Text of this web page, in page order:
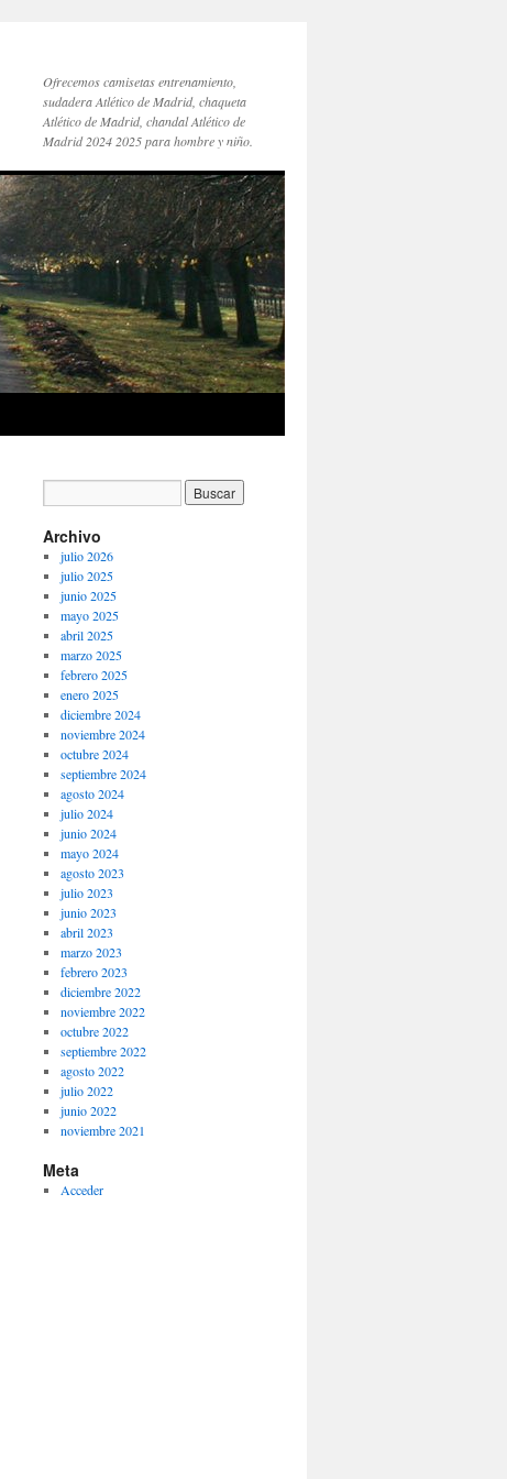
Ofrecemos camisetas entrenamiento,
sudadera Atlético de Madrid, chaqueta
Atlético de Madrid, chandal Atlético de
Madrid 2024 2025 para hombre y niño.
Archivo
julio 2026
julio 2025
junio 2025
mayo 2025
abril 2025
marzo 2025
febrero 2025
enero 2025
diciembre 2024
noviembre 2024
octubre 2024
septiembre 2024
agosto 2024
julio 2024
junio 2024
mayo 2024
agosto 2023
julio 2023
junio 2023
abril 2023
marzo 2023
febrero 2023
diciembre 2022
noviembre 2022
octubre 2022
septiembre 2022
agosto 2022
julio 2022
junio 2022
noviembre 2021
Meta
Acceder